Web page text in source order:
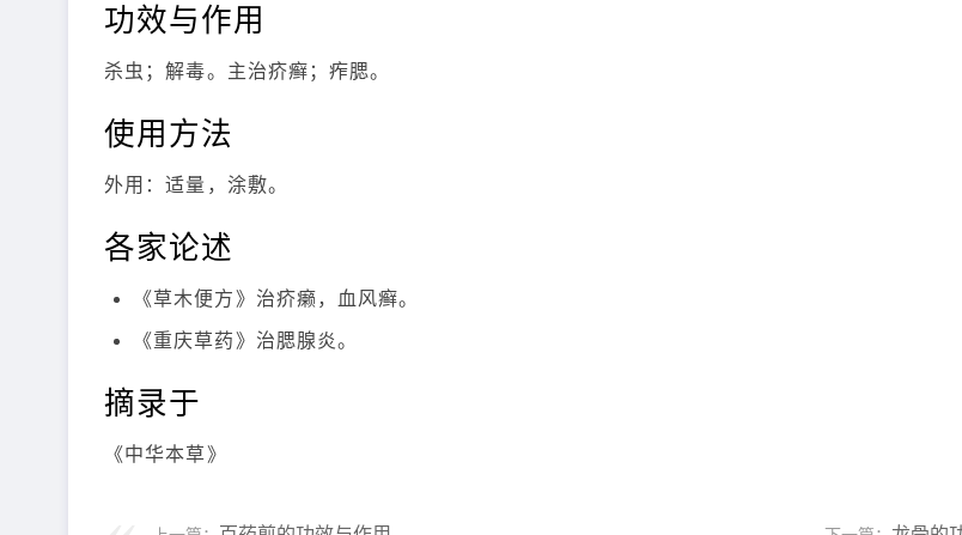
功效与作用
杀虫；解毒。主治疥癣；痄腮。
使用方法
外用：适量，涂敷。
各家论述
《草木便方》治疥癞，血风癣。
《重庆草药》治腮腺炎。
摘录于
《中华本草》